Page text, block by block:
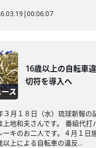
|00:06:07
16歳以上の自転車
切符を導入へ
３月１８日（水）琉球新報の
上地和夫さんです。 番組代打
ーキのお二人です。４月１日
以上による自転車の違反...